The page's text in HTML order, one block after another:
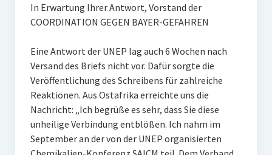
In Erwartung Ihrer Antwort, Vorstand der
COORDINATION GEGEN BAYER-GEFAHREN
Eine Antwort der UNEP lag auch 6 Wochen nach
Versand des Briefs nicht vor. Dafür sorgte die
Veröffentlichung des Schreibens für zahlreiche
Reaktionen. Aus Ostafrika erreichte uns die
Nachricht: „Ich begrüße es sehr, dass Sie diese
unheilige Verbindung entblößen. Ich nahm im
September an der von der UNEP organisierten